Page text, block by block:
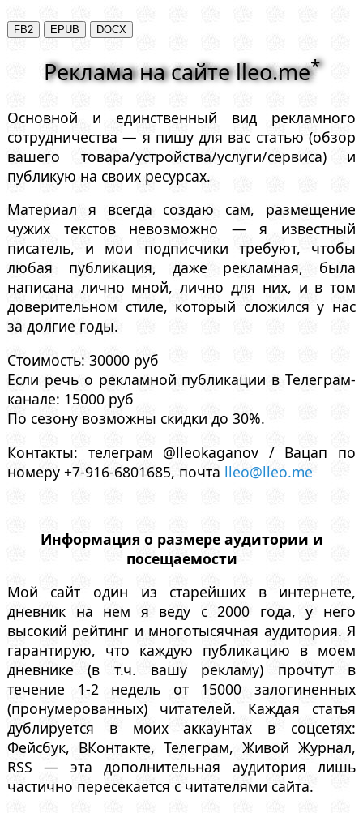
Реклама на сайте lleo.me*
Основной и единственный вид рекламного
сотрудничества — я пишу для вас статью (обзор
вашего товара/устройства/услуги/сервиса) и
публикую на своих ресурсах.
Материал я всегда создаю сам, размещение
чужих текстов невозможно — я известный
писатель, и мои подписчики требуют, чтобы
любая публикация, даже рекламная, была
написана лично мной, лично для них, и в том
доверительном стиле, который сложился у нас
за долгие годы.
Стоимость: 30000 руб
Если речь о рекламной публикации в Телеграм-
канале: 15000 руб
По сезону возможны скидки до 30%.
Контакты: телеграм @lleokaganov / Вацап по
номеру +7-916-6801685, почта lleo@lleo.me
Информация о размере аудитории и
посещаемости
Мой сайт один из старейших в интернете,
дневник на нем я веду с 2000 года, у него
высокий рейтинг и многотысячная аудитория. Я
гарантирую, что каждую публикацию в моем
дневнике (в т.ч. вашу рекламу) прочтут в
течение 1-2 недель от 15000 залогиненных
(пронумерованных) читателей. Каждая статья
дублируется в моих аккаунтах в соцсетях:
Фейсбук, ВКонтакте, Телеграм, Живой Журнал,
RSS — эта дополнительная аудитория лишь
частично пересекается с читателями сайта.